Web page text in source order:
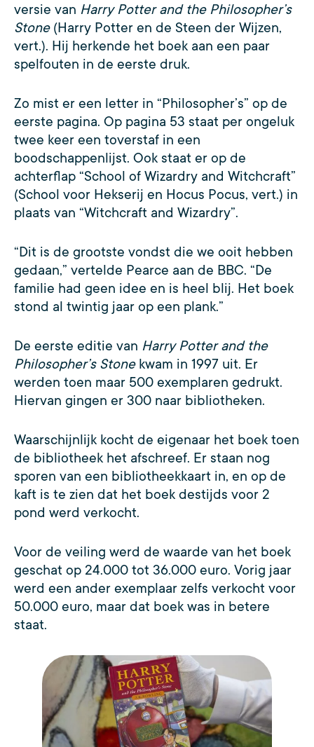
versie van Harry Potter and the Philosopher’s
Stone(Harry Potter en de Steen der Wijzen,
vert.). Hij herkende het boek aan een paar
spelfouten in de eerste druk.
Zo mist er een letter in “Philosopher’s” op de
eerste pagina. Op pagina 53 staat per ongeluk
twee keer een toverstaf in een
boodschappenlijst. Ook staat er op de
achterflap “School of Wizardry and Witchcraft”
(School voor Hekserij en Hocus Pocus, vert.) in
plaats van “Witchcraft and Wizardry”.
“Dit is de grootste vondst die we ooit hebben
gedaan,” vertelde Pearce aan de BBC. “De
familie had geen idee en is heel blij. Het boek
stond al twintig jaar op een plank.”
De eerste editie van Harry Potter and the
Philosopher’s Stonekwam in 1997 uit. Er
werden toen maar 500 exemplaren gedrukt.
Hiervan gingen er 300 naar bibliotheken.
Waarschijnlijk kocht de eigenaar het boek toen
de bibliotheek het afschreef. Er staan nog
sporen van een bibliotheekkaart in, en op de
kaft is te zien dat het boek destijds voor 2
pond werd verkocht.
Voor de veiling werd de waarde van het boek
geschat op 24.000 tot 36.000 euro. Vorig jaar
werd een ander exemplaar zelfs verkocht voor
50.000 euro, maar dat boek was in betere
staat.